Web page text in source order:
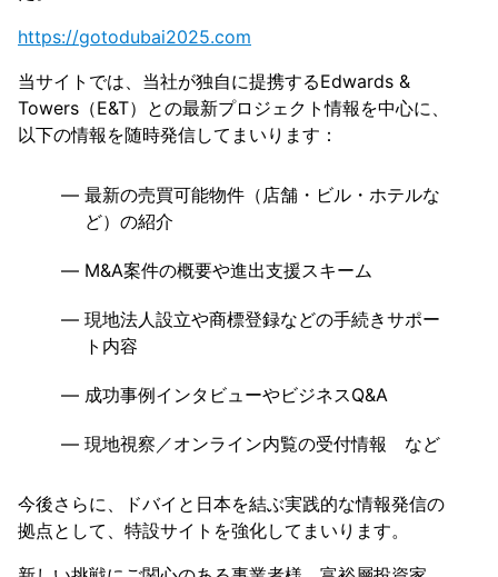
https://gotodubai2025.com
当サイトでは、当社が独自に提携するEdwards &
Towers（E&T）との最新プロジェクト情報を中心に、
以下の情報を随時発信してまいります：
最新の売買可能物件（店舗・ビル・ホテルな
ど）の紹介
M&A案件の概要や進出支援スキーム
現地法人設立や商標登録などの手続きサポー
ト内容
成功事例インタビューやビジネスQ&A
現地視察／オンライン内覧の受付情報 など
今後さらに、ドバイと日本を結ぶ実践的な情報発信の
拠点として、特設サイトを強化してまいります。